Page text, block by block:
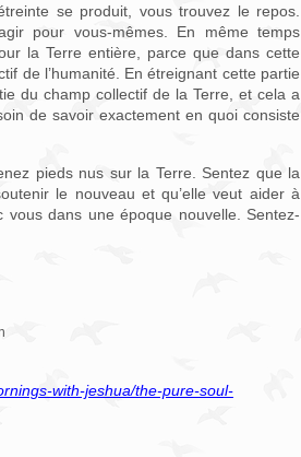
se produit, vous trouvez le repos.
pour vous-mêmes. En même temps
la Terre entière, parce que dans cette
de l’humanité. En étreignant cette partie
du champ collectif de la Terre, et cela a
de savoir exactement en quoi consiste
pieds nus sur la Terre. Sentez que la
le nouveau et qu’elle veut aider à
dans une époque nouvelle. Sentez-
with-jeshua/the-pure-soul-